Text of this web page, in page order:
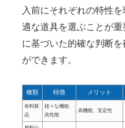
入前にそれぞれの特性
適な道具を選ぶことが
に基づいた的確な判断
ができます。
種類 特徴 メリット
有料製
品
様々な機能、
高性能
高機能、安定性